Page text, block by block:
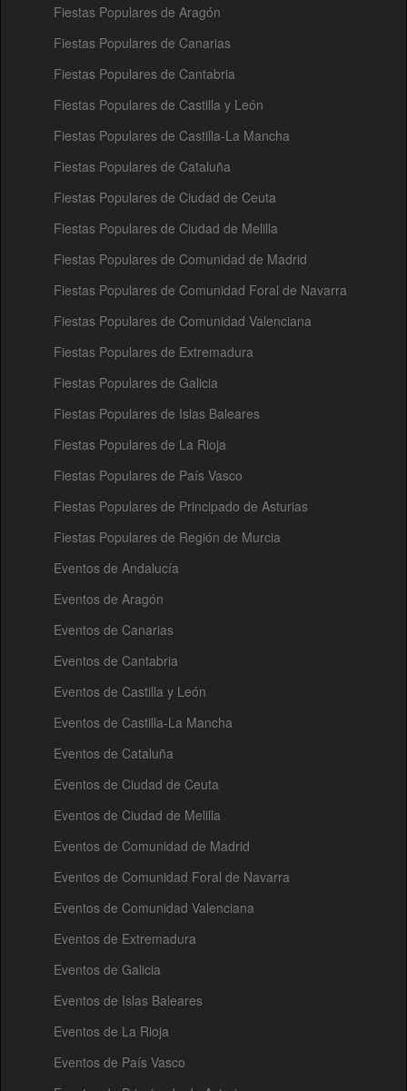
Fiestas Populares de Aragón
Fiestas Populares de Canarias
Fiestas Populares de Cantabria
Fiestas Populares de Castilla y León
Fiestas Populares de Castilla-La Mancha
Fiestas Populares de Cataluña
Fiestas Populares de Ciudad de Ceuta
Fiestas Populares de Ciudad de Melilla
Fiestas Populares de Comunidad de Madrid
Fiestas Populares de Comunidad Foral de Navarra
Fiestas Populares de Comunidad Valenciana
Fiestas Populares de Extremadura
Fiestas Populares de Galicia
Fiestas Populares de Islas Baleares
Fiestas Populares de La Rioja
Fiestas Populares de País Vasco
Fiestas Populares de Principado de Asturias
Fiestas Populares de Región de Murcia
Eventos de Andalucía
Eventos de Aragón
Eventos de Canarias
Eventos de Cantabria
Eventos de Castilla y León
Eventos de Castilla-La Mancha
Eventos de Cataluña
Eventos de Ciudad de Ceuta
Eventos de Ciudad de Melilla
Eventos de Comunidad de Madrid
Eventos de Comunidad Foral de Navarra
Eventos de Comunidad Valenciana
Eventos de Extremadura
Eventos de Galicia
Eventos de Islas Baleares
Eventos de La Rioja
Eventos de País Vasco